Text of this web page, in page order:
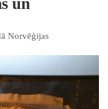
un
Norvēģijas